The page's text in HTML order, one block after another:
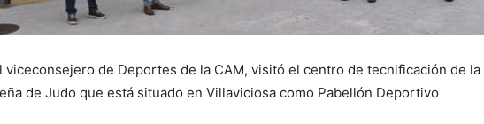
viceconsejero de Deportes de la CAM, visitó el centro de tecnificación de la
de Judo que está situado en Villaviciosa como Pabellón Deportivo